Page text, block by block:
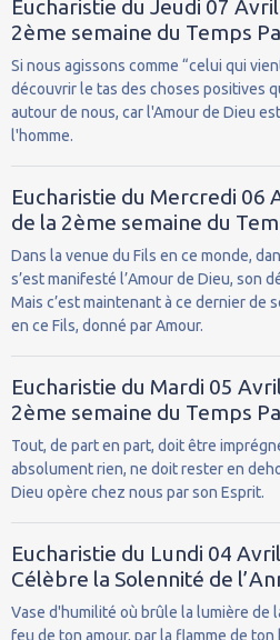
Eucharistie du Jeudi 07
2ème semaine du Temps
Si nous agissons comme “celui qui
découvrir le tas des choses positives
autour de nous, car l'Amour de Dieu
l'homme.
Eucharistie du Mercredi 06
de la 2ème semaine du
Dans la venue du Fils en ce monde,
s’est manifesté l’Amour de Dieu, son
Mais c’est maintenant à ce dernier de
en ce Fils, donné par Amour.
Eucharistie du Mardi 05
2ème semaine du Temps
Tout, de part en part, doit être
absolument rien, ne doit rester en
Dieu opère chez nous par son Esprit.
Eucharistie du Lundi 04
Célèbre la Solennité de
Vase d'humilité où brûle la lumière de
feu de ton amour, par la flamme de